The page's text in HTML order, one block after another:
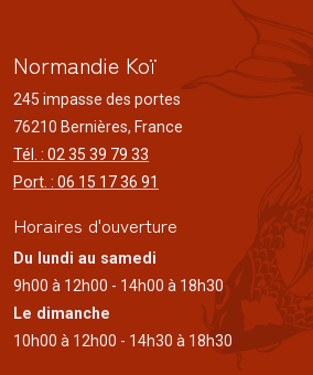
Normandie Koï
245 impasse des portes
76210 Bernières, France
Tél. : 02 35 39 79 33
Port. : 06 15 17 36 91
Horaires d'ouverture
Du lundi au samedi
9h00 à 12h00 - 14h00 à 18h30
Le dimanche
10h00 à 12h00 - 14h30 à 18h30